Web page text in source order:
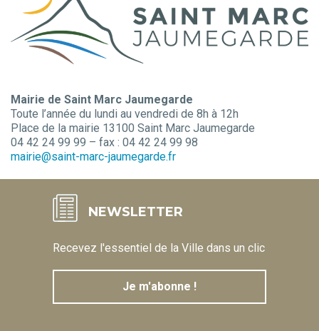
Mairie de Saint Marc Jaumegarde
Toute l’année du lundi au vendredi de 8h à 12h
Place de la mairie 13100 Saint Marc Jaumegarde
04 42 24 99 99 – fax : 04 42 24 99 98
mairie@saint-marc-jaumegarde.fr
NEWSLETTER
Recevez l'essentiel de la Ville dans un clic
Je m'abonne !